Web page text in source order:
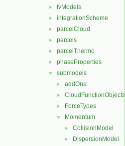
► fvModels
► integrationScheme
► parcelCloud
► parcels
► parcelThermo
► phaseProperties
▼ submodels
► addOns
► CloudFunctionObjects
► ForceTypes
▼ Momentum
► CollisionModel
► DispersionModel